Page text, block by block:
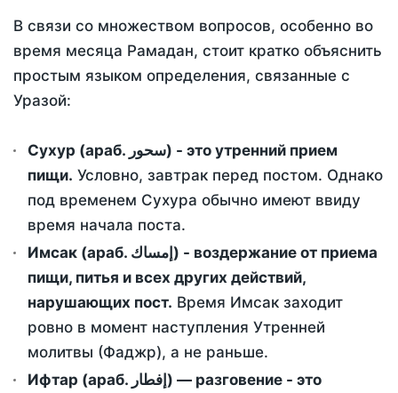
В связи со множеством вопросов, особенно во
время месяца Рамадан, стоит кратко объяснить
простым языком определения, связанные с
Уразой:
Сухур (араб. سحور) - это утренний прием
пищи. Условно, завтрак перед постом. Однако
под временем Сухура обычно имеют ввиду
время начала поста.
Имсак (араб. إمساك) - воздержание от приема
пищи, питья и всех других действий,
нарушающих пост. Время Имсак заходит
ровно в момент наступления Утренней
молитвы (Фаджр), а не раньше.
Ифтар (араб. إفطار) — разговение - это